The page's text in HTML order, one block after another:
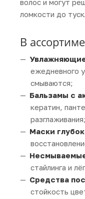
волос и могут
ломкости до
В
ежедневного
смываются;
Бальзамы с
кератин,
разглаживания;
Маски
стайлинга и
Средства
стойкость